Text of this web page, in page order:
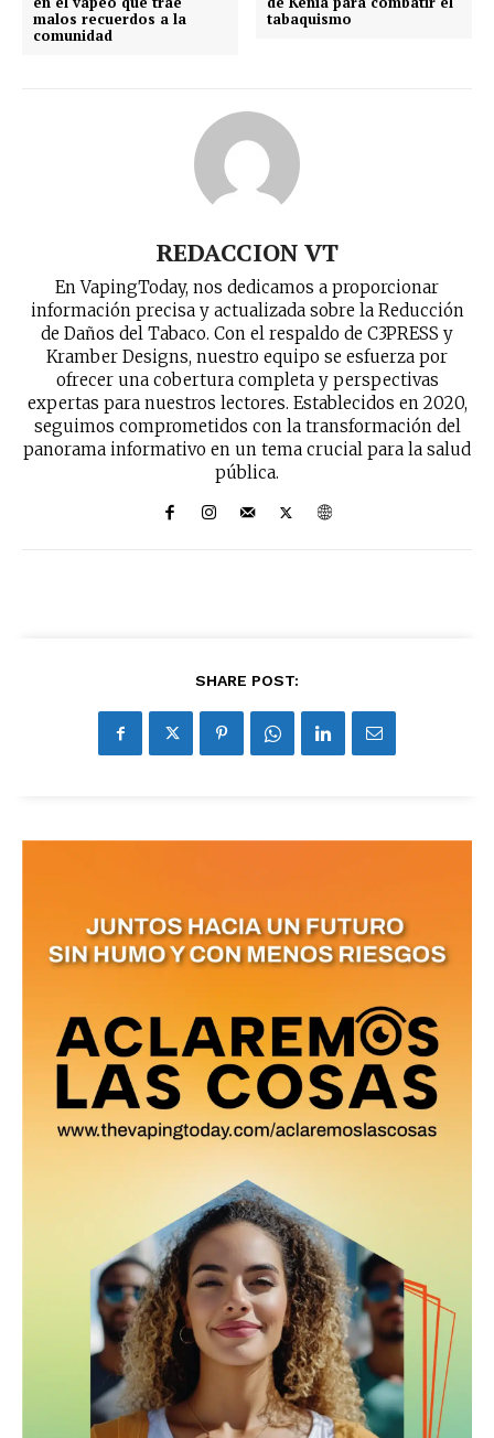
No te pierdas de las
Suscríbete a nuestro boletín diario y
recibe todas las noticias del vapeo y la
reducción de daños en tu correo
electrónico.
tobacco harm reduction in your email.
SUBSCRIBIRSE
malos recuerdos a la
comunidad
tabaquismo
REDACCION VT
En VapingToday, nos dedicamos a proporcionar
información precisa y actualizada sobre la Reducción
de Daños del Tabaco. Con el respaldo de C3PRESS y
Kramber Designs, nuestro equipo se esfuerza por
ofrecer una cobertura completa y perspectivas
expertas para nuestros lectores. Establecidos en 2020,
seguimos comprometidos con la transformación del
panorama informativo en un tema crucial para la salud
pública.
SHARE POST: